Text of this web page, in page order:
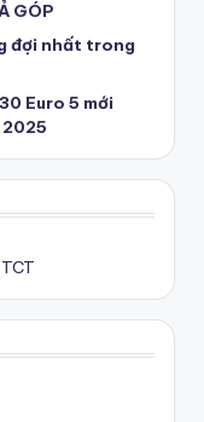
GÓP
đợi nhất trong
Euro 5 mới